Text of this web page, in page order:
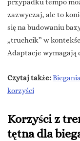
przypadku tempo
zazwyczaj, ale to
się na budowaniu
„truchcik” w
Adaptacje wymagają
Czytaj także:
korzyści
Korzyści z
tętna dla